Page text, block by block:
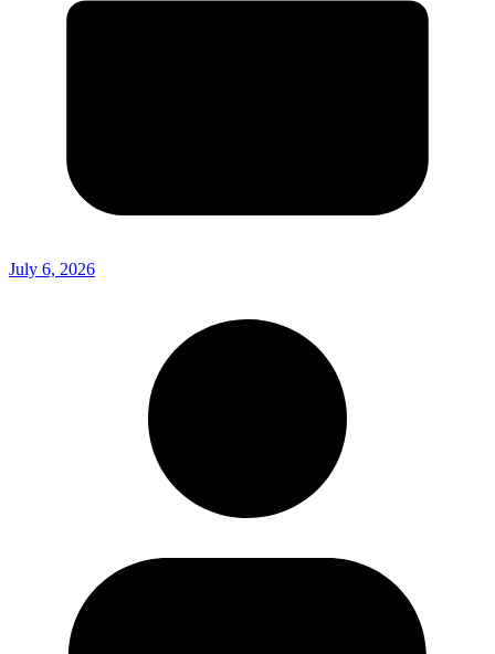
July 6, 2026